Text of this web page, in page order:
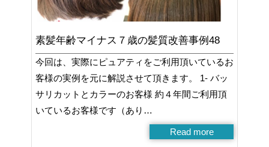
素髪年齢マイナス７歳の髪質改善事例48
今回は、実際にピュアティをご利用頂いているお
客様の実例を元に解説させて頂きます。 1- バッ
サリカットとカラーのお客様 約４年間ご利用頂
いているお客様です（あり…
Read more